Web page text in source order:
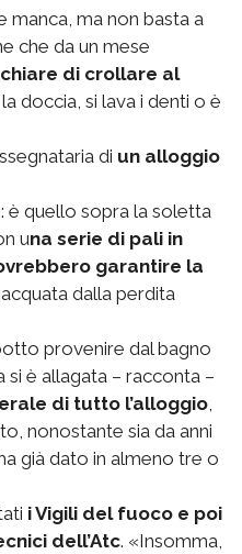
manca, ma non basta a
che da un mese
di crollare al
doccia, si lava i denti o è
di un alloggio
è quello sopra la soletta
una serie di pali in
garantire la
dalla perdita
provenire dal bagno
si è allagata – racconta –
di tutto l’alloggio
nonostante sia da anni
già dato in almeno tre o
i Vigili del fuoco e poi
dell’Atc. «Insomma,